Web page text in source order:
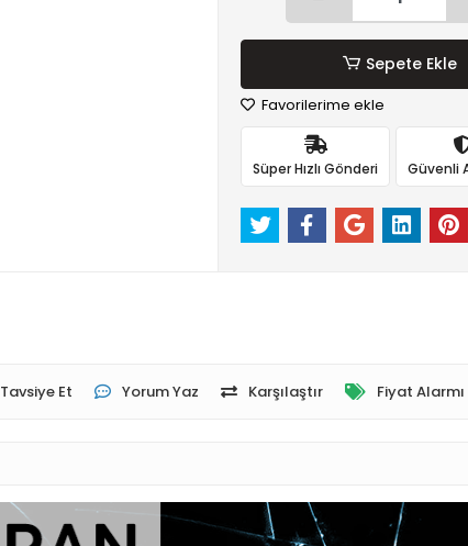
Sepete Ekle
Favorilerime ekle
Süper Hızlı Gönderi Güvenli
Tavsiye Et Yorum Yaz Karşılaştır Fiyat Alarmı